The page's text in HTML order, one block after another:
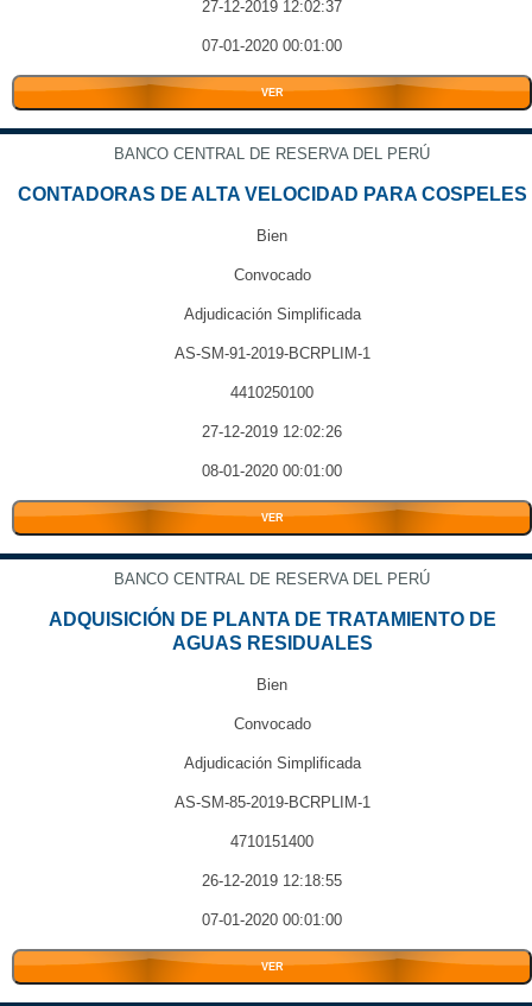
27-12-2019 12:02:37
07-01-2020 00:01:00
VER
BANCO CENTRAL DE RESERVA DEL PERÚ
CONTADORAS DE ALTA VELOCIDAD PARA COSPELES
Bien
Convocado
Adjudicación Simplificada
AS-SM-91-2019-BCRPLIM-1
4410250100
27-12-2019 12:02:26
08-01-2020 00:01:00
VER
BANCO CENTRAL DE RESERVA DEL PERÚ
ADQUISICIÓN DE PLANTA DE TRATAMIENTO DE
AGUAS RESIDUALES
Bien
Convocado
Adjudicación Simplificada
AS-SM-85-2019-BCRPLIM-1
4710151400
26-12-2019 12:18:55
07-01-2020 00:01:00
VER